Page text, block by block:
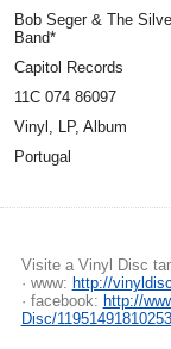
Bob Seger & The
Band*
Capitol Records
11C 074 86097
Vinyl, LP, Album
Portugal
Visite a Vinyl Disc
· www: http://
· facebook: http://
Disc/